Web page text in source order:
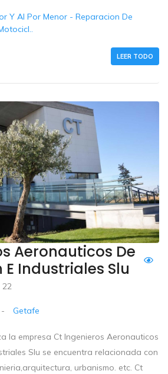
Y Al Por Menor - Reparacion De
LEER TODO
Aeronauticos De
Industriales Slu
22
- Getafe
la empresa Ct Ingenieros Aeronauticos
Slu se encuentra relacionada con
urbanismo. etc. Ct